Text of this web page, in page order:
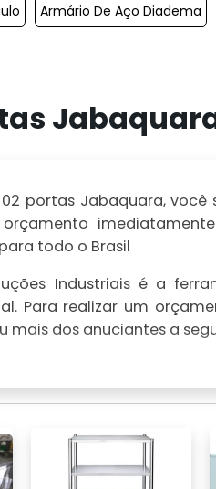
Armário De Aço Diadema
portas Jabaquara, você
todo o Brasil
Industriais é a
Para realizar um
mais dos anuciantes a